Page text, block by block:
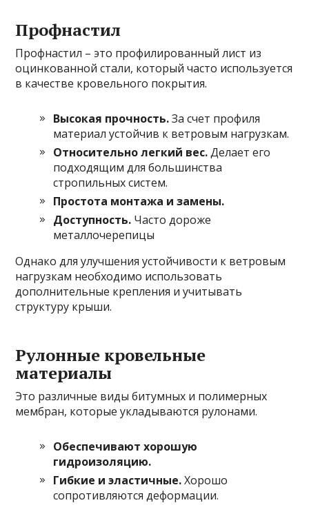
Профнастил
Профнастил – это профилированный лист из
оцинкованной стали, который часто используется
в качестве кровельного покрытия.
Высокая прочность.За счет профиля
материал устойчив к ветровым нагрузкам.
Относительно легкий вес.Делает его
подходящим для большинства
стропильных систем.
Простота монтажа и замены.
Доступность. Часто дороже
металлочерепицы
Однако для улучшения устойчивости к ветровым
нагрузкам необходимо использовать
дополнительные крепления и учитывать
структуру крыши.
Рулонные кровельные
материалы
Это различные виды битумных и полимерных
мембран, которые укладываются рулонами.
Обеспечивают хорошую
гидроизоляцию.
Гибкие и эластичные.Хорошо
сопротивляются деформации.